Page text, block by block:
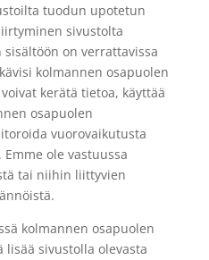
tuodun upotetun
sivustolta
on verrattavissa
kolmannen osapuolen
kerätä tietoa, käyttää
osapuolen
vuorovaikutusta
ole vastuussa
tai niihin liittyvien
kolmannen osapuolen
sivustolla olevasta